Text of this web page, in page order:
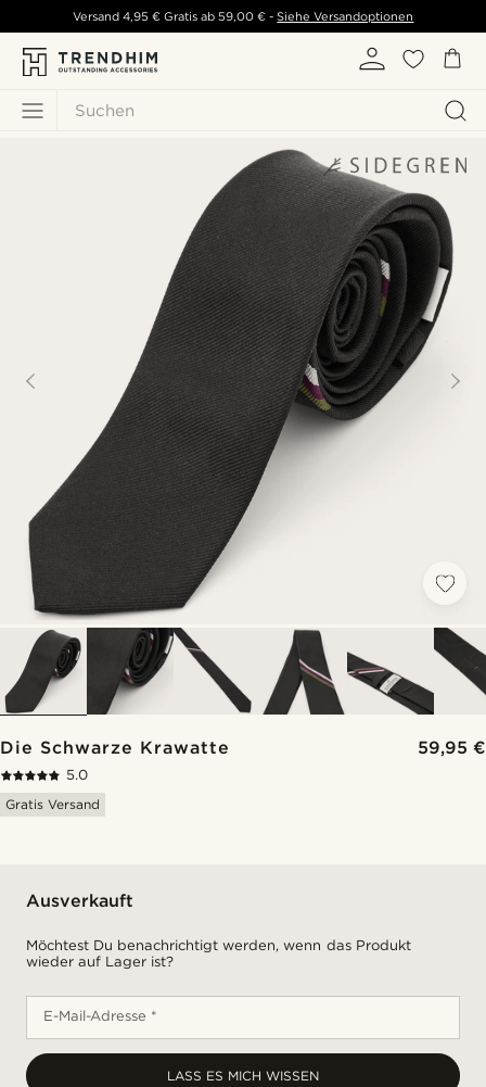
Suchen
Versand 4,95 € Gratis ab 59,00 € - Siehe Versandoptionen
Die Schwarze Krawatte 59,95 €
5.0
Gratis Versand
Ausverkauft
Möchtest Du benachrichtigt werden, wenn das Produkt
wieder auf Lager ist?
E-Mail-Adresse *
LASS ES MICH WISSEN